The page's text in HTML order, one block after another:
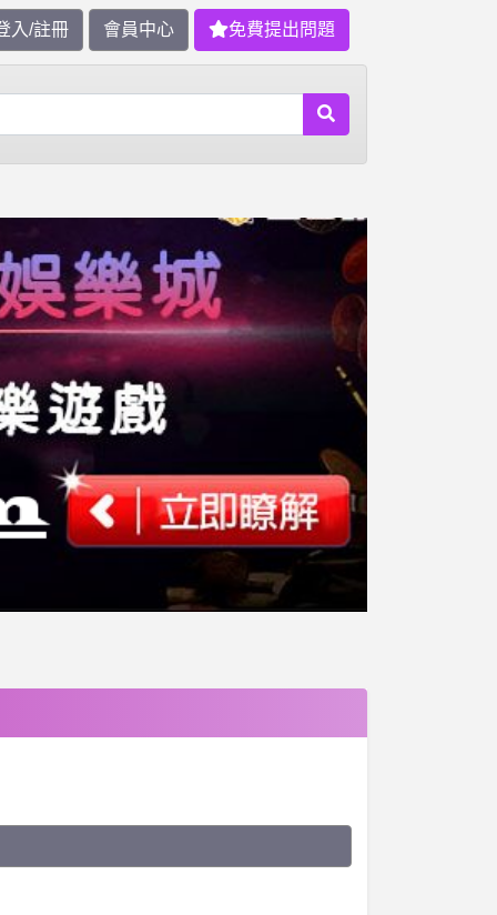
入/註冊 會員中心 免費提出問題